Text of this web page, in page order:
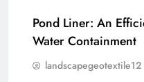
Pond Liner: An
Water Containment
landscapegeotextile12